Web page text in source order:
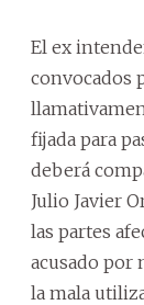
El ex
convocados
fijada para
deberá
Julio Javier
las partes
acusado por
la mala